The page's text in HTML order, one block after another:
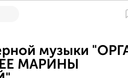
музыки
МАРИНЫ